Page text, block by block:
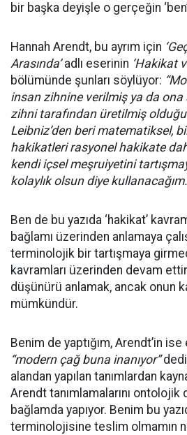
bir başka deyişle o gerçeğin
Hannah Arendt, bu ayrım için
Arasında’adlı eserinin ‘Hakikat
bölümünde şunları söylüyor:
insan zihnine verilmiş ya da ona
zihni tarafından üretilmiş
Leibniz’den beri matematiksel,
hakikatleri rasyonel hakikate
kendi içsel meşruiyetini
kolaylık olsun diye
Ben de bu yazıda ‘hakikat’
bağlamı üzerinden anlamaya
terminolojik bir tartışmaya
kavramları üzerinden devam
düşünürü anlamak, ancak onun
mümkündür.
Benim de yaptığım, Arendt’in
“modern çağ buna inanıyor”
alandan yapılan tanımlardan
Arendt tanımlamalarını
bağlamda yapıyor. Benim bu
terminolojisine teslim olmamın